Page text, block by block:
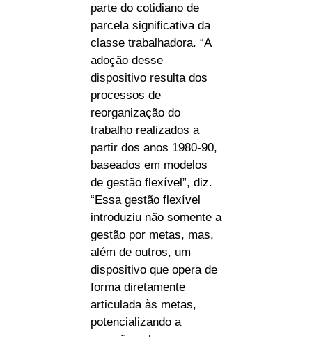
parte do cotidiano de
parcela significativa da
classe trabalhadora. “A
adoção desse
dispositivo resulta dos
processos de
reorganização do
trabalho realizados a
partir dos anos 1980-90,
baseados em modelos
de gestão flexível”, diz.
“Essa gestão flexível
introduziu não somente a
gestão por metas, mas,
além de outros, um
dispositivo que opera de
forma diretamente
articulada às metas,
potencializando a